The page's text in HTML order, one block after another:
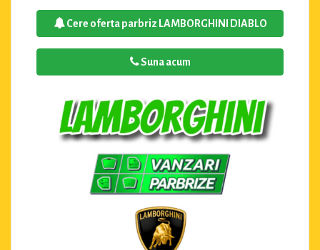
Cere oferta parbriz LAMBORGHINI DIABLO
Suna acum